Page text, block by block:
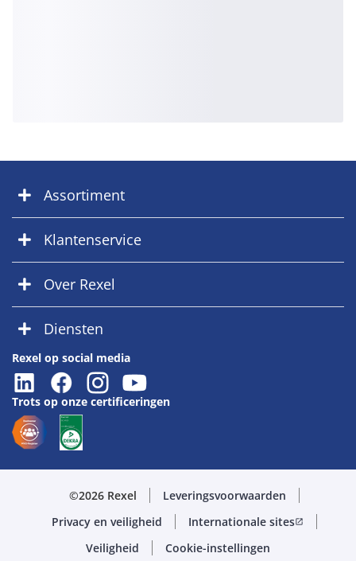
Assortiment
Klantenservice
Over Rexel
Diensten
Rexel op social media
Trots op onze certificeringen
©2026 Rexel
Leveringsvoorwaarden
Privacy en veiligheid
Internationale sitesopen_in_new
Veiligheid Cookie-instellingen